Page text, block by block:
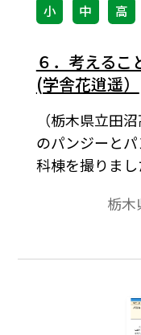
小 中 高
６．考えるこ
(学舎花逍遥）
（栃木県立田
のパンジーと
科棟を撮りま
フルなパンジ
栃